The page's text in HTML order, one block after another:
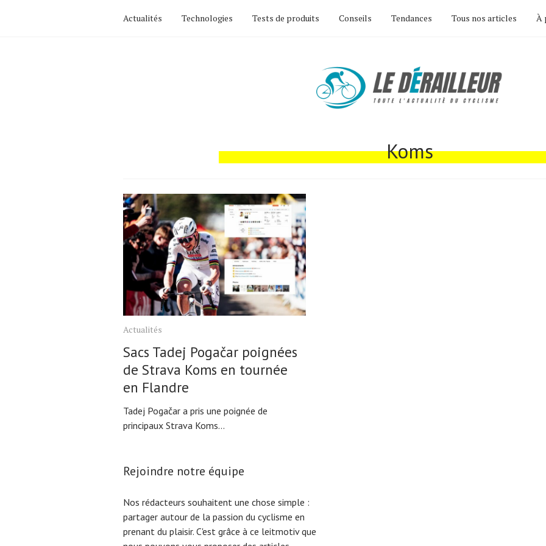
Actualités Technologies Tests de produits Conseils Tendances Tous nos articles À
Koms
Actualités
Sacs Tadej Pogačar poignées
de Strava Koms en tournée
en Flandre
Tadej Pogačar a pris une poignée de
principaux Strava Koms...
Rejoindre notre équipe
Nos rédacteurs souhaitent une chose simple :
partager autour de la passion du cyclisme en
prenant du plaisir. C'est grâce à ce leitmotiv que